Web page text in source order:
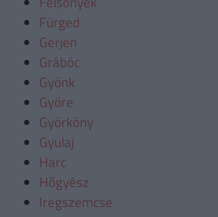
Fürged
Gerjen
Grábóc
Gyönk
Györe
Györköny
Gyulaj
Harc
Hőgyész
Iregszemcse